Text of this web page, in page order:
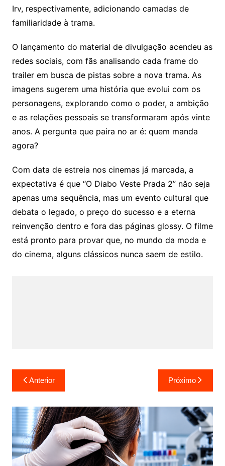
Irv, respectivamente, adicionando camadas de
familiaridade à trama.
O lançamento do material de divulgação acendeu as
redes sociais, com fãs analisando cada frame do
trailer em busca de pistas sobre a nova trama. As
imagens sugerem uma história que evolui com os
personagens, explorando como o poder, a ambição
e as relações pessoais se transformaram após vinte
anos. A pergunta que paira no ar é: quem manda
agora?
Com data de estreia nos cinemas já marcada, a
expectativa é que “O Diabo Veste Prada 2” não seja
apenas uma sequência, mas um evento cultural que
debata o legado, o preço do sucesso e a eterna
reinvenção dentro e fora das páginas glossy. O filme
está pronto para provar que, no mundo da moda e
do cinema, alguns clássicos nunca saem de estilo.
Navegação
de
Post
Anterior Próximo